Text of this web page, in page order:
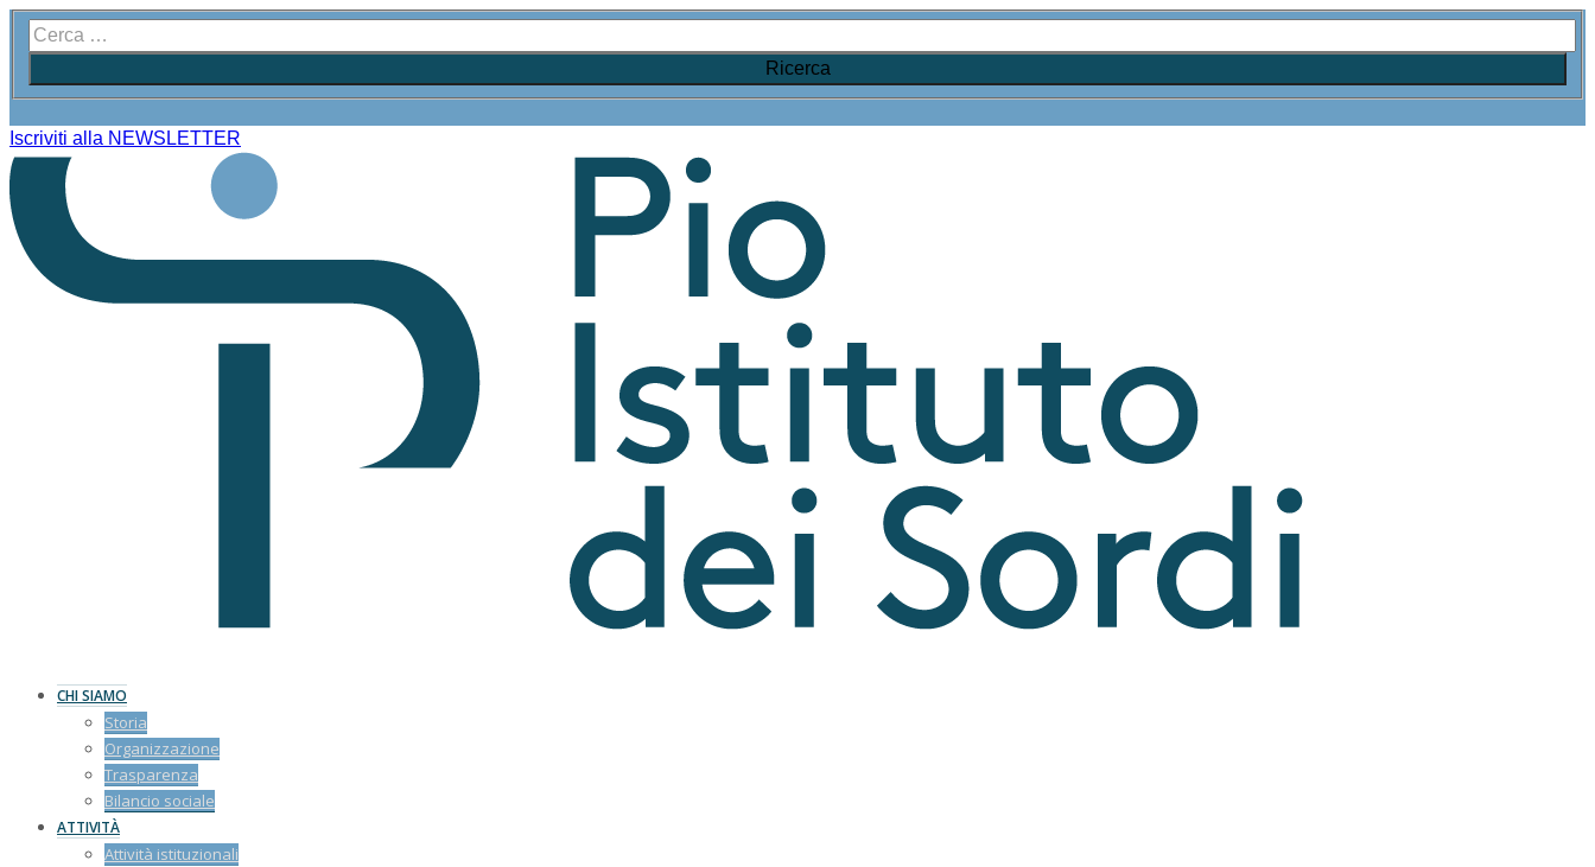
Iscriviti alla NEWSLETTER
CHI SIAMO
Storia
Organizzazione
Trasparenza
Bilancio sociale
ATTIVITÀ
Attività istituzionali